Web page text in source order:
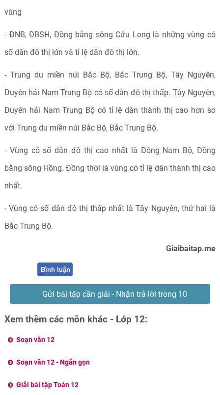
vùng
- ĐNB, ĐBSH, Đồng bằng sông Cửu Long là những vùng có
số dân đô thị lớn và tỉ lệ dân đô thị lớn.
- Trung du miền núi Bắc Bộ, Bắc Trung Bộ, Tây Nguyên,
Duyên hải Nam Trung Bộ có số dân đô thị thấp. Tây Nguyên,
Duyên hải Nam Trung Bộ có tỉ lệ dân thành thị cao hơn so
với Trung du miền núi Bắc Bộ, Bắc Trung Bộ.
- Vùng có số dân đô thị cao nhất là Đông Nam Bộ, Đồng
bằng sông Hồng. Đồng thời là vùng có tỉ lệ dân thành thị cao
nhất.
- Vùng có số dân đô thị thấp nhất là Tây Nguyên, thứ hai là
Bắc Trung Bộ.
Giaibaitap.me
Bình luận
Gửi bài tập cần giải - Nhận trả lời trong 10
phút
Xem thêm các môn khác - Lớp 12:
Soạn văn 12
Soạn văn 12 - Ngắn gọn
Giải bài tập Toán 12